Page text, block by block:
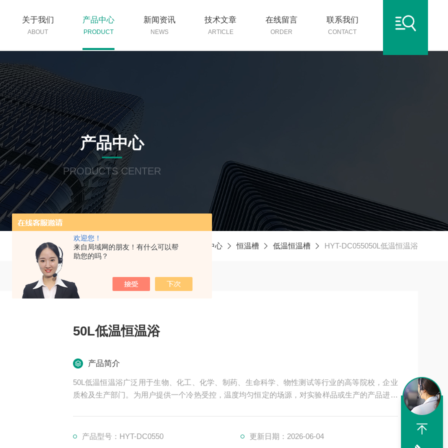
欢迎您！
来自局域网的朋友！有什么可以帮
助您的吗？
关于我们
ABOUT
产品中心
PRODUCT
新闻资讯
NEWS
技术文章
ARTICLE
在线留言
ORDER
联系我们
CONTACT
产品中心
PRODUCTS CENTER
当前位置：首页 产品中心 恒温槽 低温恒温槽 HYT-DC055050L低温恒温浴
50L低温恒温浴
产品简介
50L低温恒温浴广泛用于生物、化工、化学、制药、生命科学、物性测试等行业的高等院校，企业
质检及生产部门。为用户提供一个冷热受控，温度均匀恒定的场源，对实验样品或生产的产品进行
产品型号：HYT-DC0550 更新日期：2026-06-04